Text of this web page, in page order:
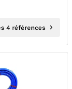
4 références